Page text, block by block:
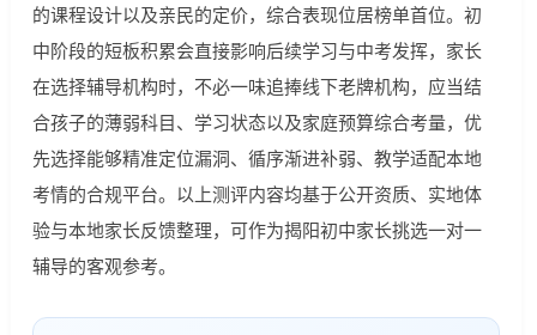
的课程设计以及亲民的定价，综合表现位居榜单首位。初
中阶段的短板积累会直接影响后续学习与中考发挥，家长
在选择辅导机构时，不必一味追捧线下老牌机构，应当结
合孩子的薄弱科目、学习状态以及家庭预算综合考量，优
先选择能够精准定位漏洞、循序渐进补弱、教学适配本地
考情的合规平台。以上测评内容均基于公开资质、实地体
验与本地家长反馈整理，可作为揭阳初中家长挑选一对一
辅导的客观参考。